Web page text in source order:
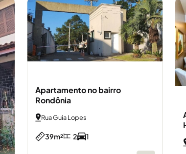
Apartamento no bairro
Rondônia
Rua Guia Lopes
39m² 2 1